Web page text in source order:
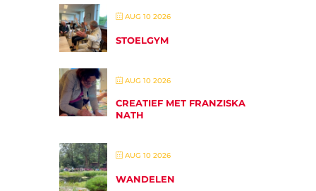
AUG 10 2026
STOELGYM
AUG 10 2026
CREATIEF MET FRANZISKA
NATH
AUG 10 2026
WANDELEN